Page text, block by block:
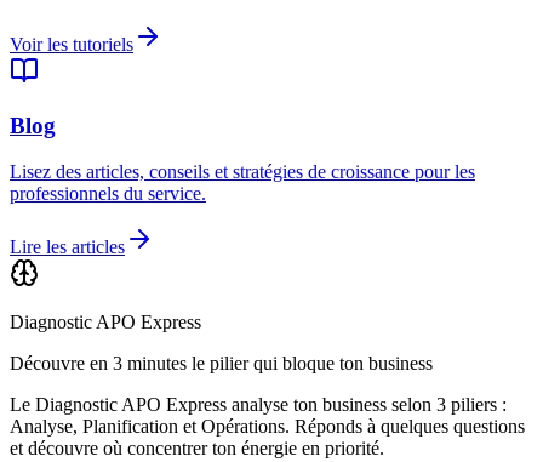
Voir les tutoriels
Blog
Lisez des articles, conseils et stratégies de croissance pour les
professionnels du service.
Lire les articles
Diagnostic APO Express
Découvre en 3 minutes le pilier qui bloque ton business
Le Diagnostic APO Express analyse ton business selon 3 piliers :
Analyse, Planification et Opérations. Réponds à quelques questions
et découvre où concentrer ton énergie en priorité.